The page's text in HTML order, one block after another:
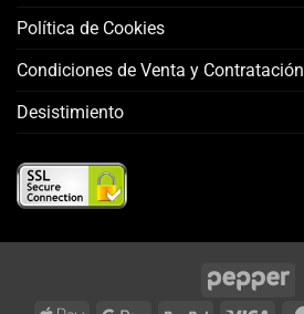
Política de Cookies
Condiciones de Venta y Contratación
Desistimiento